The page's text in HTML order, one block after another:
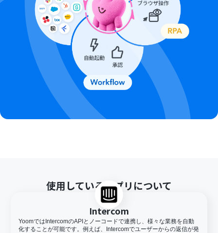
使用しているアプリについて
Intercom
YoomではIntercomのAPIとノーコードで連携し、様々な業務を自動
化することが可能です。例えば、Intercomでユーザーからの返信が発